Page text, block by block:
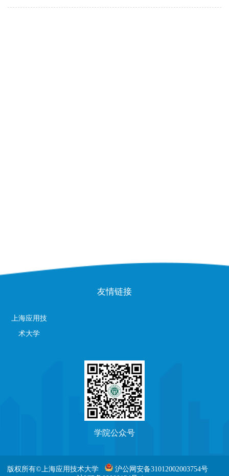
友情链接
上海应用技
术大学
学院公众号
版权所有©上海应用技术大学
沪公网安备31012002003754号